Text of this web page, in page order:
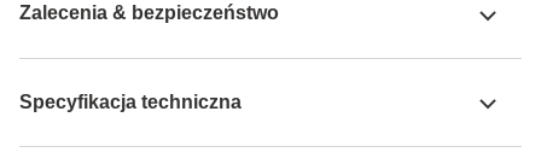
Zalecenia & bezpieczeństwo
Specyfikacja techniczna